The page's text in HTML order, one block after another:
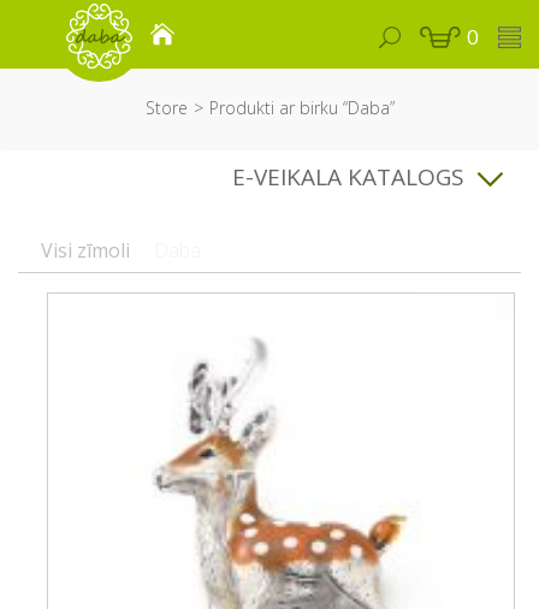
0
Store Produkti ar birku “Daba”
E-VEIKALA KATALOGS
Visi zīmoli